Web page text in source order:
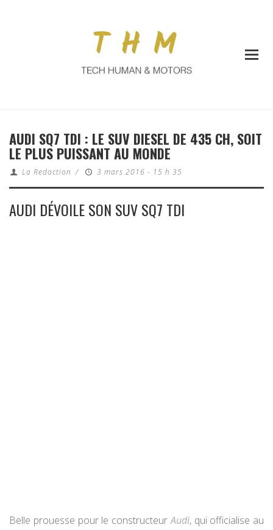
AUDI SQ7 TDI : LE SUV DIESEL DE 435 CH, SOIT
LE PLUS PUISSANT AU MONDE
La Redaction / 3 mars 2016 - 15 h 35
AUDI DÉVOILE SON SUV SQ7 TDI
Belle prouesse pour le constructeurAudi, qui officialise au